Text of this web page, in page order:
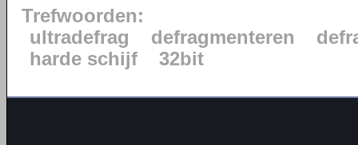
Trefwoorden:
ultradefrag
defragmenteren
harde schijf
32bit